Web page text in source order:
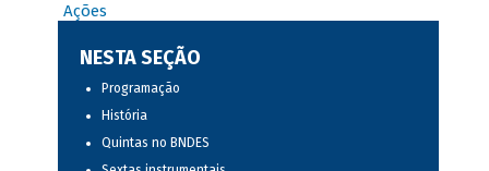
Ações
NESTA SEÇÃO
Programação
História
Quintas no BNDES